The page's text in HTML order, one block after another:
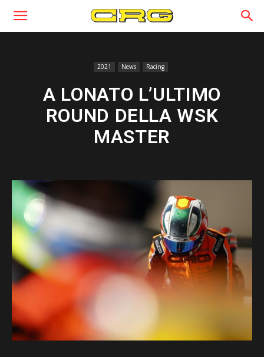
2021 News Racing
A LONATO L’ULTIMO
ROUND DELLA WSK
MASTER